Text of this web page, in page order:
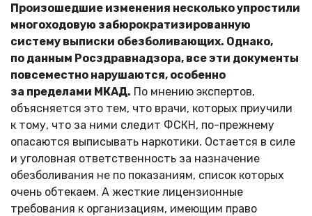
Произошедшие изменения несколько упростили
многоходовую забюрократизированную
систему выписки обезболивающих. Однако,
по данным Росздравнадзора, все эти документы
повсеместно нарушаются, особенно
за пределами МКАД. По мнению экспертов,
объясняется это тем, что врачи, которых приучили
к тому, что за ними следит ФСКН, по-прежнему
опасаются выписывать наркотики. Остается в силе
и уголовная ответственность за назначение
обезболивания не по показаниям, список которых
очень обтекаем. А жесткие лицензионные
требования к организациям, имеющим право